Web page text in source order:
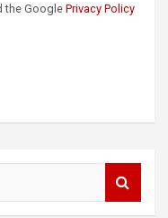
the Google Privacy Policy